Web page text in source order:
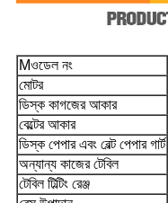
Mওডেল নং
মোটর
ডিস্ক কাগজের আকার
বেল্টের আকার
ডিস্ক পেপার এবং বেল্ট পেপার গার্ট
অন্যান্য কাজের টেবিল
টেবিল টিল্টিং রেঞ্জ